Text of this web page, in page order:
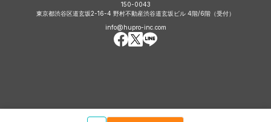
150-0043
東京都渋谷区道玄坂2-16-4 野村不動産渋谷道玄坂ビル 4階/6階（受付）
info@hupro-inc.com